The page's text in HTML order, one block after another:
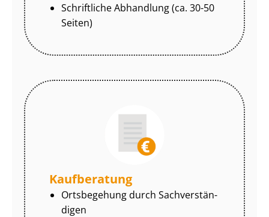
Schriftliche Abhandlung (ca. 30-50
Seiten)
Kaufberatung
Ortsbegehung durch Sach­ver­stän­
di­gen